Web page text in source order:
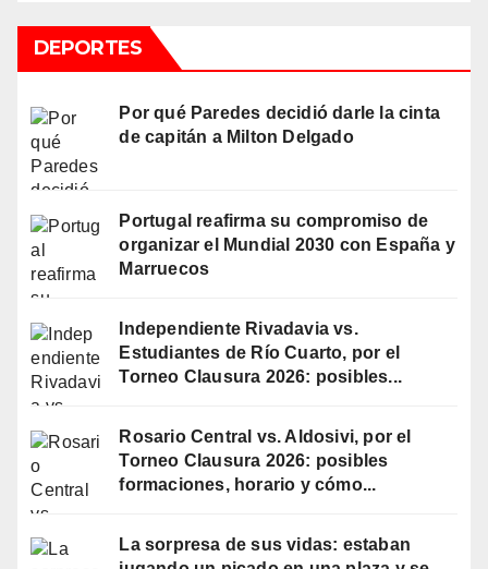
DEPORTES
Por qué Paredes decidió darle la cinta
de capitán a Milton Delgado
Portugal reafirma su compromiso de
organizar el Mundial 2030 con España y
Marruecos
Independiente Rivadavia vs.
Estudiantes de Río Cuarto, por el
Torneo Clausura 2026: posibles...
Rosario Central vs. Aldosivi, por el
Torneo Clausura 2026: posibles
formaciones, horario y cómo...
La sorpresa de sus vidas: estaban